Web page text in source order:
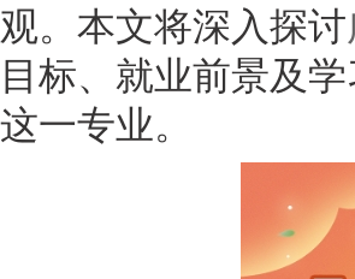
观。本文将深入探讨
目标、就业前景及
这一专业。